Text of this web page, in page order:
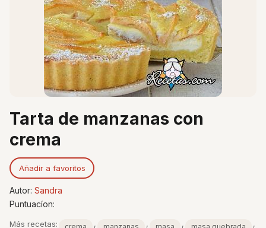
Tarta de manzanas con
crema
Añadir a favoritos
Autor: Sandra
Puntuacíon:
Más recetas: , , , ,